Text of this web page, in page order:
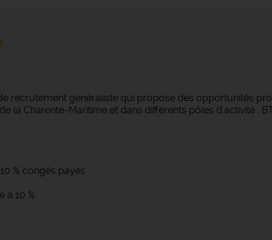
recrutement généraliste qui propose des opportunités
la Charente-Maritime et dans différents pôles d'activité :
% congés payés
à 10 %